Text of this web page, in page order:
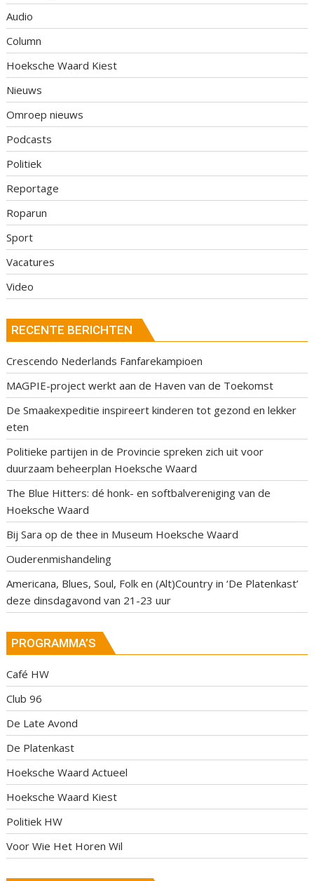
Audio
Column
Hoeksche Waard Kiest
Nieuws
Omroep nieuws
Podcasts
Politiek
Reportage
Roparun
Sport
Vacatures
Video
RECENTE BERICHTEN
Crescendo Nederlands Fanfarekampioen
MAGPIE-project werkt aan de Haven van de Toekomst
De Smaakexpeditie inspireert kinderen tot gezond en lekker
eten
Politieke partijen in de Provincie spreken zich uit voor
duurzaam beheerplan Hoeksche Waard
The Blue Hitters: dé honk- en softbalvereniging van de
Hoeksche Waard
Bij Sara op de thee in Museum Hoeksche Waard
Ouderenmishandeling
Americana, Blues, Soul, Folk en (Alt)Country in ‘De Platenkast’
deze dinsdagavond van 21-23 uur
PROGRAMMA’S
Café HW
Club 96
De Late Avond
De Platenkast
Hoeksche Waard Actueel
Hoeksche Waard Kiest
Politiek HW
Voor Wie Het Horen Wil